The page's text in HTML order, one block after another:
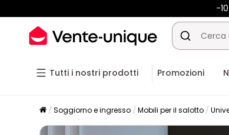
-
Tutti i nostri prodotti Promozioni
Soggiorno e ingresso Mobili per il salotto